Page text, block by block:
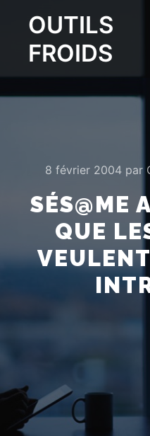
OUTILS
FROIDS
8 février 2004 par
SÉS@ME
QUE